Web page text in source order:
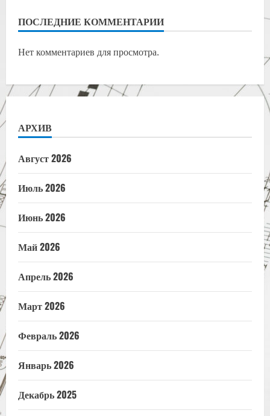
ПОСЛЕДНИЕ КОММЕНТАРИИ
Нет комментариев для просмотра.
АРХИВ
Август 2026
Июль 2026
Июнь 2026
Май 2026
Апрель 2026
Март 2026
Февраль 2026
Январь 2026
Декабрь 2025